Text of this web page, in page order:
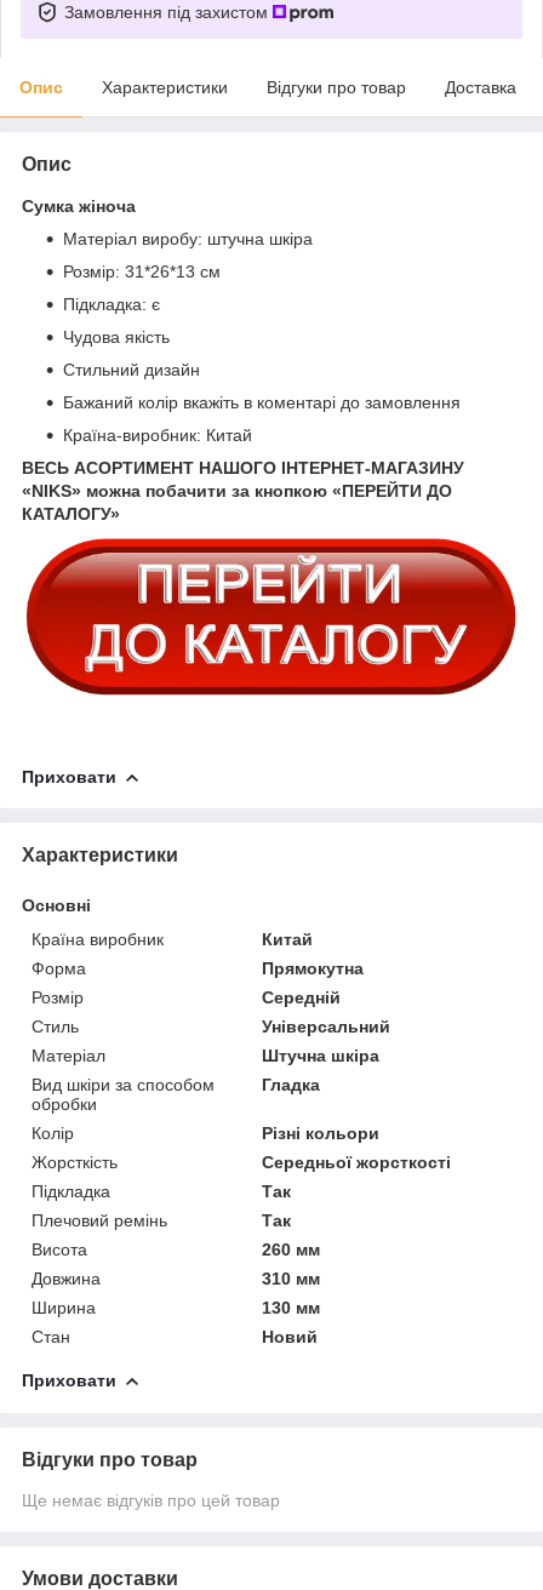
Замовлення під захистом
Опис Характеристики Відгуки про товар Доставка
Опис
Сумка жіноча
Матеріал виробу: штучна шкіра
Розмір: 31*26*13 см
Підкладка: є
Чудова якість
Стильний дизайн
Бажаний колір вкажіть в коментарі до замовлення
Країна-виробник: Китай
ВЕСЬ АСОРТИМЕНТ НАШОГО ІНТЕРНЕТ-МАГАЗИНУ
«NIKS» можна побачити за кнопкою «ПЕРЕЙТИ ДО
КАТАЛОГУ»
Приховати
Характеристики
Основні
Країна виробник
Китай
Форма
Прямокутна
Розмір
Середній
Стиль
Універсальний
Матеріал
Штучна шкіра
Вид шкіри за способом
обробки
Гладка
Колір
Різні кольори
Жорсткість
Середньої жорсткості
Підкладка
Так
Плечовий ремінь
Так
Висота
260 мм
Довжина
310 мм
Ширина
130 мм
Стан
Новий
Приховати
Відгуки про товар
Ще немає відгуків про цей товар
Умови доставки